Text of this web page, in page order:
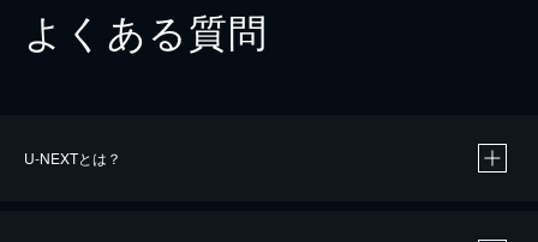
よくある質問
U-NEXTとは？